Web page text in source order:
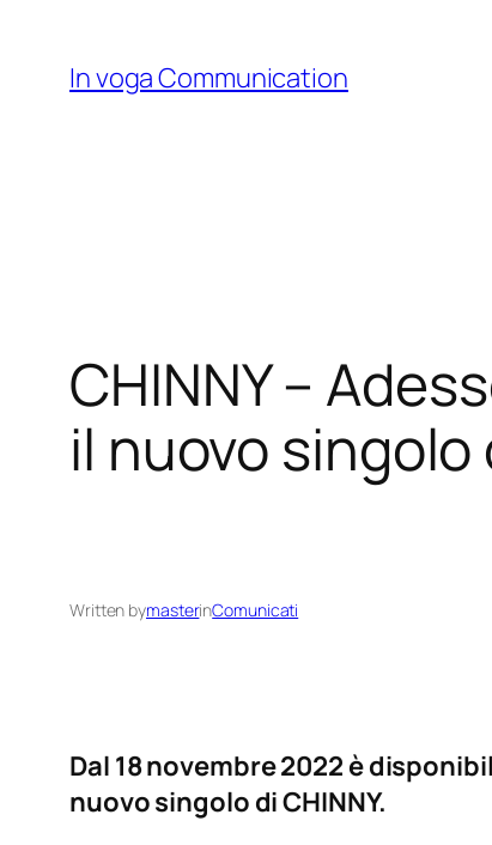
content
In voga Communication
CHINNY –
il nuovo singolo
Written bymasterinComunicati
Dal 18 novembre 2022 è
nuovo singolo di CHINNY.